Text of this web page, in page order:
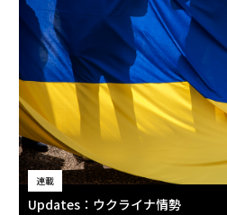
連載
Updates：ウクライナ情勢